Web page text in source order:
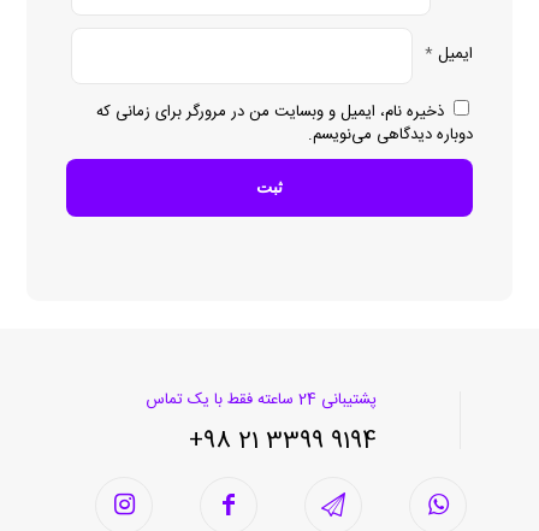
ایمیل *
ذخیره نام، ایمیل و وبسایت من در مرورگر برای زمانی که
دوباره دیدگاهی می‌نویسم.
پشتیبانی 24 ساعته فقط با یک تماس
9194 3399 21 98+